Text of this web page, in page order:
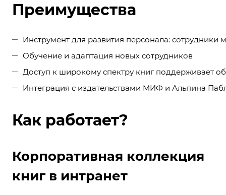
Преимущества
Инструмент для развития персонала: сотрудники
Обучение и адаптация новых сотрудников
Доступ к широкому спектру книг поддерживает
Интеграция с издательствами МИФ и Альпина
Как работает?
Корпоративная коллекция
книг в интранет